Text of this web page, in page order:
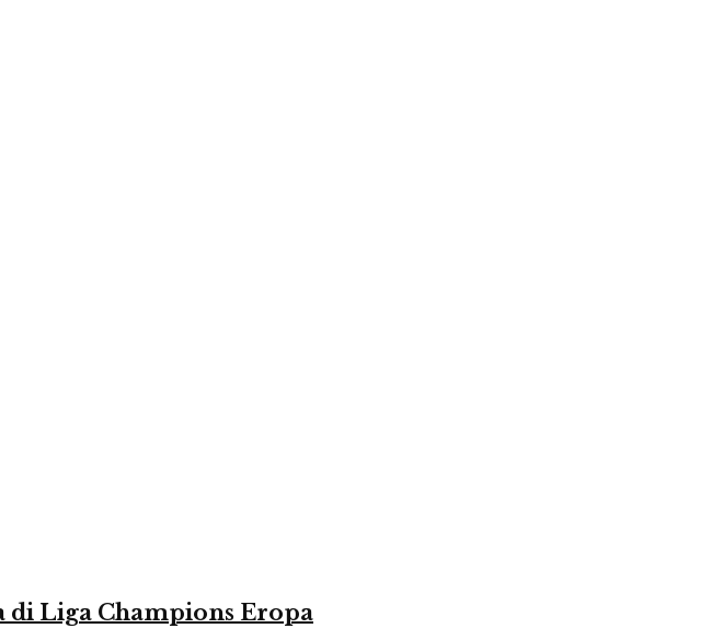
di Liga Champions Eropa